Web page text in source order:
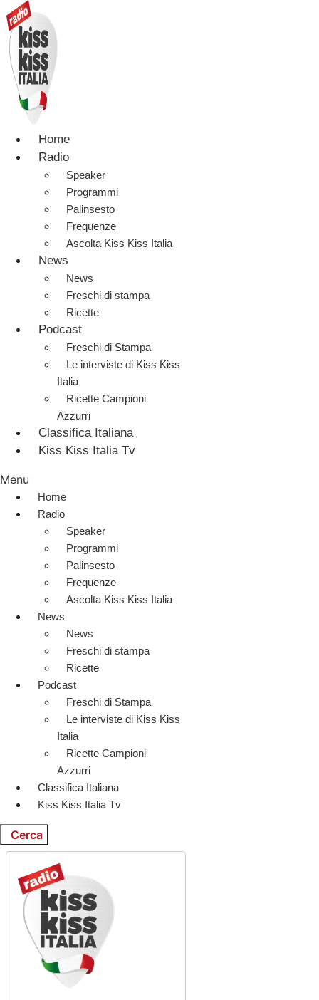
Home
Radio
Speaker
Programmi
Palinsesto
Frequenze
Ascolta Kiss Kiss Italia
News
News
Freschi di stampa
Ricette
Podcast
Freschi di Stampa
Le interviste di Kiss Kiss
Italia
Ricette Campioni
Azzurri
Classifica Italiana
Kiss Kiss Italia Tv
Menu
Home
Radio
Speaker
Programmi
Palinsesto
Frequenze
Ascolta Kiss Kiss Italia
News
News
Freschi di stampa
Ricette
Podcast
Freschi di Stampa
Le interviste di Kiss Kiss
Italia
Ricette Campioni
Azzurri
Classifica Italiana
Kiss Kiss Italia Tv
Cerca